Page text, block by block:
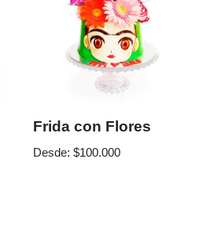
Frida con Flores
Desde:$100.000